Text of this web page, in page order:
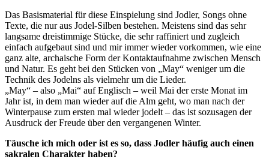
Das Basismaterial für diese Einspielung sind Jodler, Songs ohne
Texte, die nur aus Jodel-Silben bestehen. Meistens sind das sehr
langsame dreistimmige Stücke, die sehr raffiniert und zugleich
einfach aufgebaut sind und mir immer wieder vorkommen, wie eine
ganz alte, archaische Form der Kontaktaufnahme zwischen Mensch
und Natur. Es geht bei den Stücken von „May“ weniger um die
Technik des Jodelns als vielmehr um die Lieder.
„May“ – also „Mai“ auf Englisch – weil Mai der erste Monat im
Jahr ist, in dem man wieder auf die Alm geht, wo man nach der
Winterpause zum ersten mal wieder jodelt – das ist sozusagen der
Ausdruck der Freude über den vergangenen Winter.
Täusche ich mich oder ist es so, dass Jodler häufig auch einen
sakralen Charakter haben?